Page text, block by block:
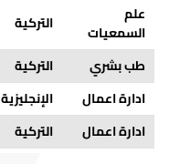
علم
السمعيات
التركية
طب بشري
التركية
ادارة اعمال
الإنجليزية
ادارة اعمال
التركية